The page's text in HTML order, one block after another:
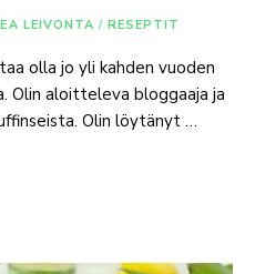
LEIVONTA / RESEPTIT
olla jo yli kahden vuoden
Olin aloitteleva bloggaaja ja
Olin löytänyt …